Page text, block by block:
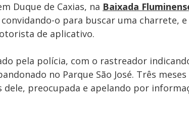
Duque de Caxias, na Baixada
o para buscar uma charrete,
de aplicativo.
pela polícia, com o rastreador
no Parque São José. Três
preocupada e apelando por